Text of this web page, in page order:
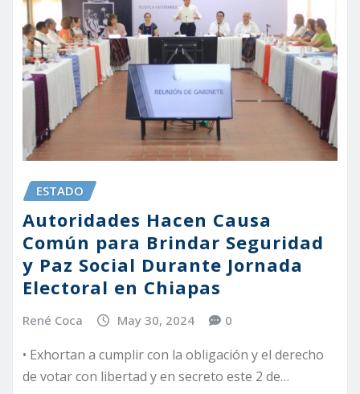
ESTADO
Autoridades Hacen Causa
Común para Brindar Seguridad
y Paz Social Durante Jornada
Electoral en Chiapas
René Coca May 30, 2024 0
• Exhortan a cumplir con la obligación y el derecho
de votar con libertad y en secreto este 2 de…